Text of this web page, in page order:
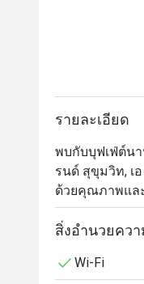
รายละเอียด
พบกับบุฟเฟ่ต์น
รนด์ สุขุมวิท, เ
ด้วยคุณภาพแล
เหล่าคนรักบุฟ
หลากหลาย มุม
สิ่งอำนวยคว
Wi-Fi